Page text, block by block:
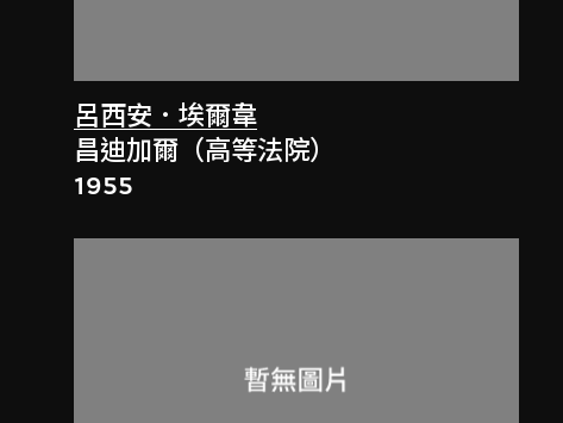
呂西安．埃爾韋
昌迪加爾（高等法院）
1955